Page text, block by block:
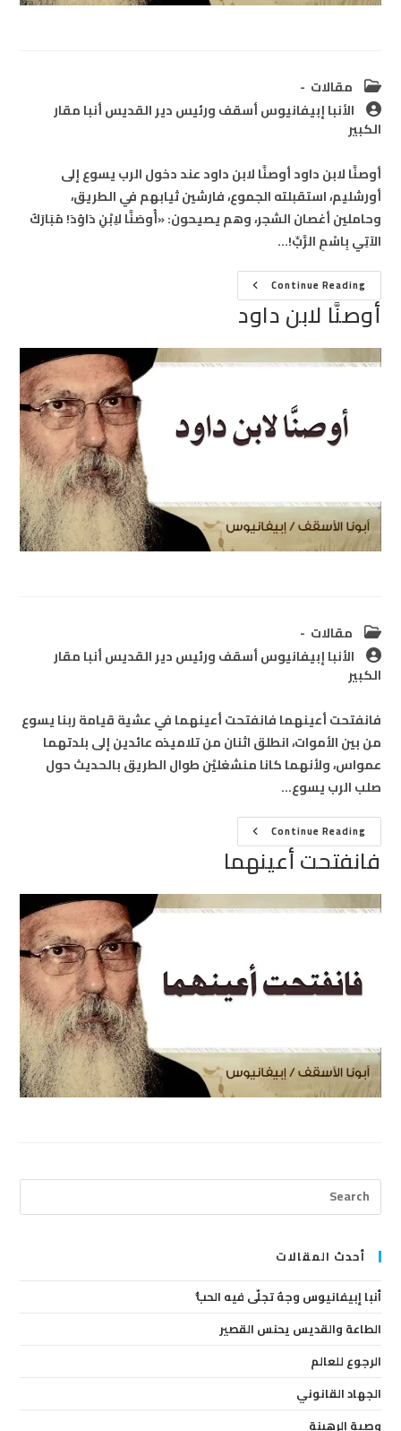
Post
category:
مقالات
Post
author:
الأنبا إبيفانيوس أسقف ورئيس دير القديس أنبا مقار
الكبير
أوصنَّا لابن داود أوصنَّا لابن داود عند دخول الرب يسوع إلى
أورشليم، استقبلته الجموع، فارشين ثيابهم في الطريق،
وحاملين أغصان الشجر، وهم يصيحون: «أُوصَنَّا لاِبْنِ دَاوُدَ! مُبَارَكٌ
الآتِي بِاسْمِ الرَّبِّ!…
Continue Readingأوصنَّا
لابن
داود
أوصنَّا لابن داود
Post
category:
مقالات
Post
author:
الأنبا إبيفانيوس أسقف ورئيس دير القديس أنبا مقار
الكبير
فانفتحت أعينهما فانفتحت أعينهما في عشية قيامة ربنا يسوع
من بين الأموات، انطلق اثنان من تلاميذه عائدين إلى بلدتهما
عمواس، ولأنهما كانا منشغليْن طوال الطريق بالحديث حول
صلب الرب يسوع…
Continue Readingفانفتحت
أعينهما
فانفتحت أعينهما
أحدث المقالات
أنبا إبيفانيوس وجهٌ تجلّى فيه الحبُّ
الطاعة والقديس يحنس القصير
الرجوع للعالم
الجهاد القانوني
وصية الرهبنة